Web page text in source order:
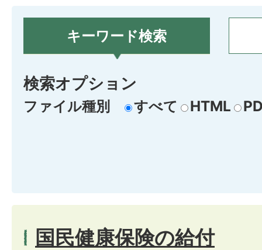
キーワード検索
検索オプション
ファイル種別 すべて HTML
国民健康保険の給付